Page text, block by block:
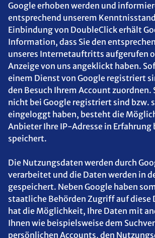
Google erhoben werden und
entsprechend unserem
Einbindung von DoubleClick erhält
Information, dass Sie den
unseres Internetauftritts aufgerufen
Anzeige von uns angeklickt haben.
einem Dienst von Google registriert
den Besuch Ihrem Account zuordnen.
nicht bei Google registriert sind bzw.
eingeloggt haben, besteht die
Anbieter Ihre IP-Adresse in Erfahrung
speichert.
Die Nutzungsdaten werden durch
verarbeitet und die Daten werden in
gespeichert. Neben Google haben
staatliche Behörden Zugriff auf diese
hat die Möglichkeit, Ihre Daten mit
Ihnen wie beispielsweise dem
persönlichen Accounts, den